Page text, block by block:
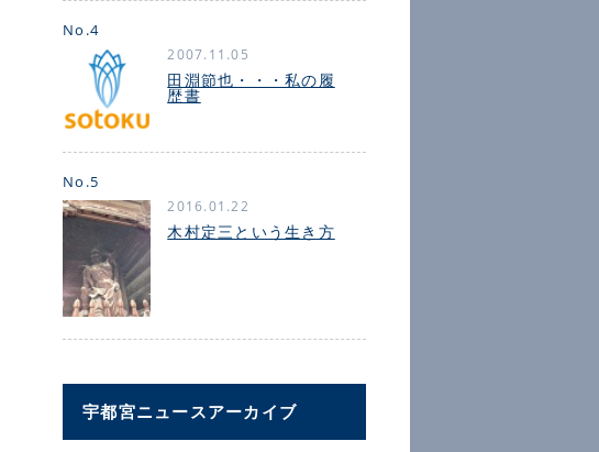
No.4
2007.11.05
田淵節也・・・私の履
歴書
No.5
2016.01.22
木村定三という生き方
宇都宮ニュースアーカイブ